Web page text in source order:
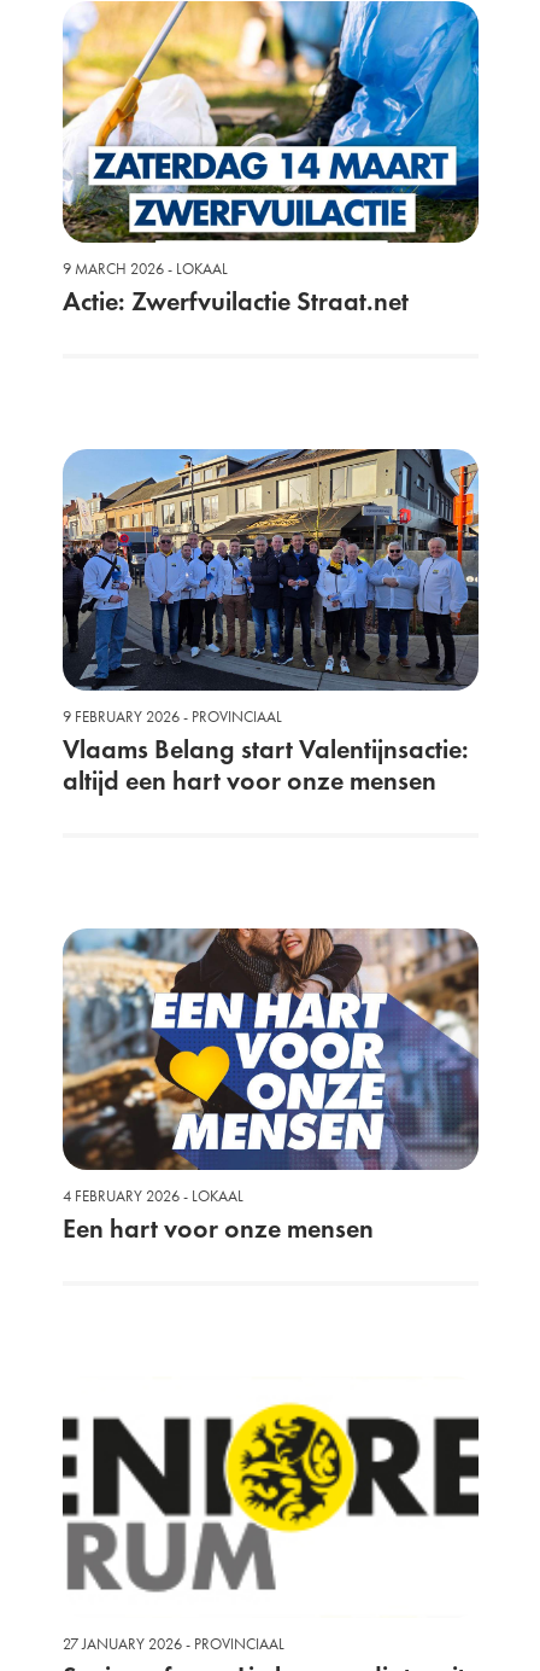
9 MARCH 2026 - LOKAAL
Actie: Zwerfvuilactie Straat.net
9 FEBRUARY 2026 - PROVINCIAAL
Vlaams Belang start Valentijnsactie:
altijd een hart voor onze mensen
4 FEBRUARY 2026 - LOKAAL
Een hart voor onze mensen
27 JANUARY 2026 - PROVINCIAAL